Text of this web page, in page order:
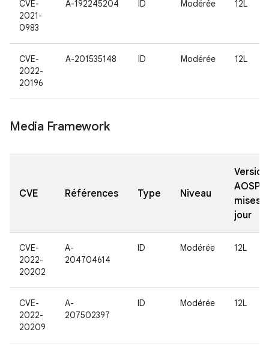
CVE-
2021-
0983
A-192245204 ID Modérée 12L
CVE-
2022-
20196
A-201535148 ID Modérée 12L
Media Framework
CVE Références Type Niveau
AOSP
mises à
jour
CVE-
2022-
20202
A-
204704614
ID Modérée 12L
CVE-
2022-
20209
A-
207502397
ID Modérée 12L